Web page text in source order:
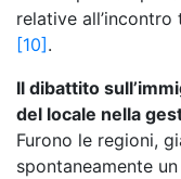
relative
[10].
Il dibattito
del locale nella
Furono le regioni,
spontaneamente